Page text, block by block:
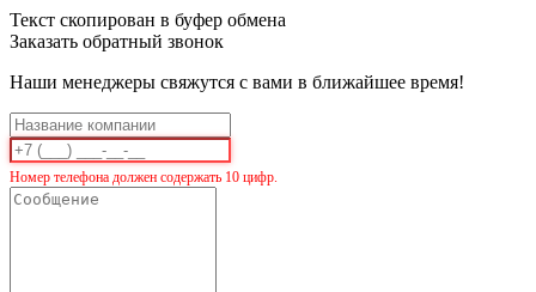
Текст скопирован в буфер обмена
Заказать обратный звонок
Наши менеджеры свяжутся с вами в ближайшее время!
Номер телефона должен содержать 10 цифр.